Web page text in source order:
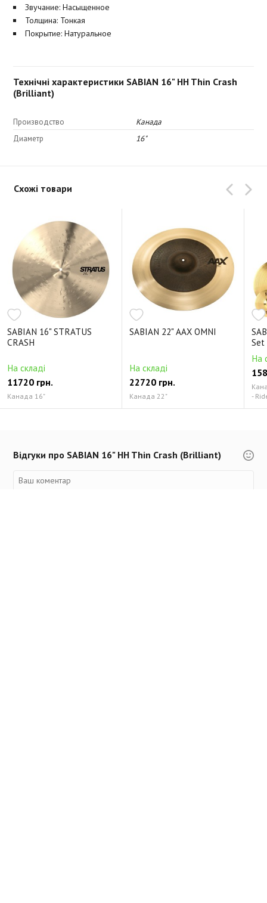
Звучание: Насыщенное
Толщина: Тонкая
Покрытие: Натуральное
Технічні характеристики SABIAN 16" HH Thin Crash
(Brilliant)
Производство
Канада
Диаметр
16"
Схожі товари
SABIAN 16" STRATUS
CRASH
На складі
11720 грн.
Канада 16"
SABIAN 22" AAX OMNI
На складі
22720 грн.
Канада 22"
Set
На
-
Відгуки про SABIAN 16" HH Thin Crash (Brilliant)